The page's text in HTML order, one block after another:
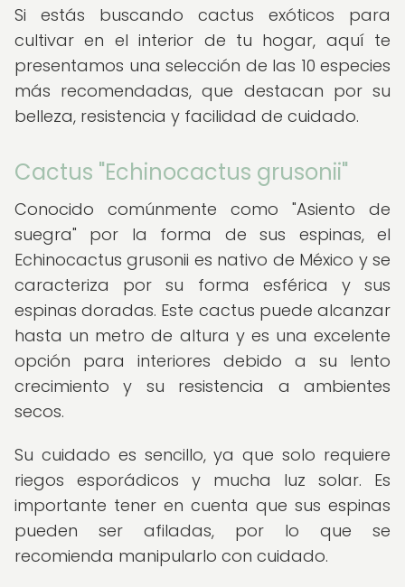
Si estás buscando cactus exóticos para
cultivar en el interior de tu hogar, aquí te
presentamos una selección de las 10 especies
más recomendadas, que destacan por su
belleza, resistencia y facilidad de cuidado.
Cactus "Echinocactus grusonii"
Conocido comúnmente como "Asiento de
suegra" por la forma de sus espinas, el
Echinocactus grusonii es nativo de México y se
caracteriza por su forma esférica y sus
espinas doradas. Este cactus puede alcanzar
hasta un metro de altura y es una excelente
opción para interiores debido a su lento
crecimiento y su resistencia a ambientes
secos.
Su cuidado es sencillo, ya que solo requiere
riegos esporádicos y mucha luz solar. Es
importante tener en cuenta que sus espinas
pueden ser afiladas, por lo que se
recomienda manipularlo con cuidado.